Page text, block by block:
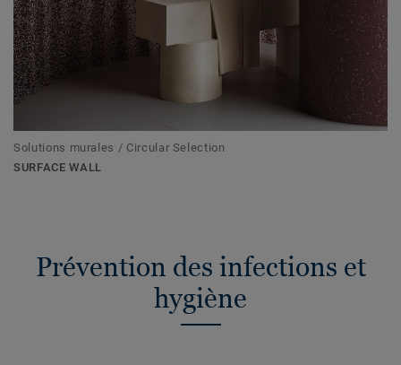
Solutions murales / Circular Selection
SURFACE WALL
Prévention des infections et
hygiène